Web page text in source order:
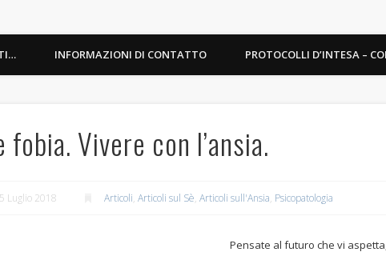
INFORMAZIONI DI CONTATTO PROTOCOLLI D’INTESA –
fobia. Vivere con l’ansia.
Luglio 2018 Articoli,Articoli sul Sè,Articoli sull'Ansia, Psicopatologia
Pensate al futuro che vi